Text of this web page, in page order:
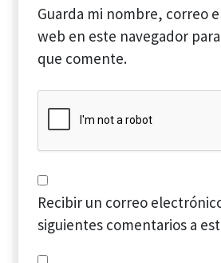
Guarda mi nombre, correo
web en este navegador
que comente.
Recibir un correo
siguientes comentarios a